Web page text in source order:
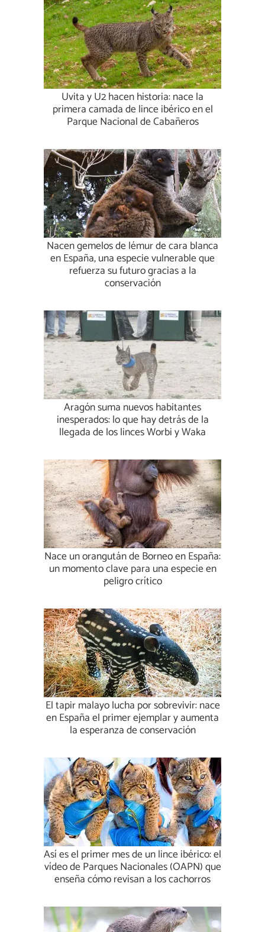
Uvita y U2 hacen historia: nace la
primera camada de lince ibérico en el
Parque Nacional de Cabañeros
Nacen gemelos de lémur de cara blanca
en España, una especie vulnerable que
refuerza su futuro gracias a la
conservación
Aragón suma nuevos habitantes
inesperados: lo que hay detrás de la
llegada de los linces Worbi y Waka
Nace un orangután de Borneo en España:
un momento clave para una especie en
peligro crítico
El tapir malayo lucha por sobrevivir: nace
en España el primer ejemplar y aumenta
la esperanza de conservación
Así es el primer mes de un lince ibérico: el
vídeo de Parques Nacionales (OAPN) que
enseña cómo revisan a los cachorros